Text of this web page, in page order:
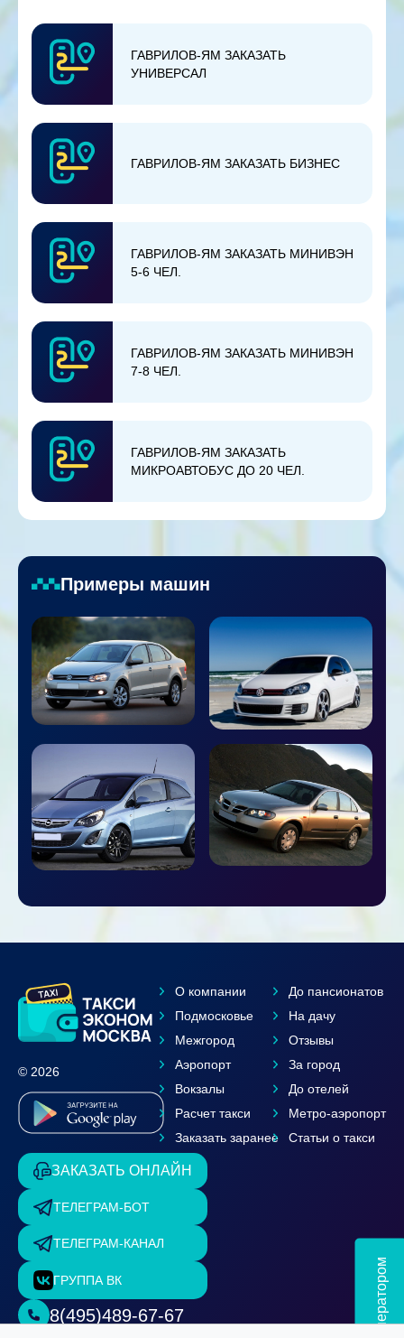
ГАВРИЛОВ-ЯМ ЗАКАЗАТЬ
УНИВЕРСАЛ
ГАВРИЛОВ-ЯМ ЗАКАЗАТЬ БИЗНЕС
ГАВРИЛОВ-ЯМ ЗАКАЗАТЬ МИНИВЭН
5-6 ЧЕЛ.
ГАВРИЛОВ-ЯМ ЗАКАЗАТЬ МИНИВЭН
7-8 ЧЕЛ.
ГАВРИЛОВ-ЯМ ЗАКАЗАТЬ
МИКРОАВТОБУС ДО 20 ЧЕЛ.
Примеры машин
© 2026
О компании
Подмосковье
Межгород
Аэропорт
Вокзалы
Расчет такси
Заказать заранее
До пансионатов
На дачу
Отзывы
За город
До отелей
Метро-аэропорт
Статьи о такси
ЗАКАЗАТЬ ОНЛАЙН
ТЕЛЕГРАМ-БОТ
ТЕЛЕГРАМ-КАНАЛ
ГРУППА ВК
8(495)489-67-67